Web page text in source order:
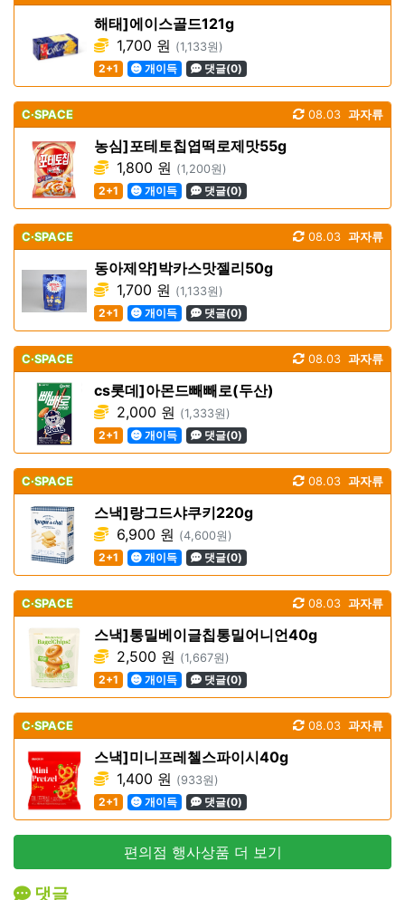
해태]에이스골드121g
1,700 원 (1,133원)
2+1
개이득 댓글(0)
C·SPACE 과자류
08.03
농심]포테토칩엽떡로제맛55g
1,800 원 (1,200원)
2+1
개이득 댓글(0)
C·SPACE 과자류
08.03
동아제약]박카스맛젤리50g
1,700 원 (1,133원)
2+1
개이득 댓글(0)
C·SPACE 과자류
08.03
cs롯데]아몬드빼빼로(두산)
2,000 원 (1,333원)
2+1
개이득 댓글(0)
C·SPACE 과자류
08.03
스낵]랑그드샤쿠키220g
6,900 원 (4,600원)
2+1
개이득 댓글(0)
C·SPACE 과자류
08.03
스낵]통밀베이글칩통밀어니언40g
2,500 원 (1,667원)
2+1
개이득 댓글(0)
C·SPACE 과자류
08.03
스낵]미니프레첼스파이시40g
1,400 원 (933원)
2+1
개이득 댓글(0)
편의점 행사상품 더 보기
댓글